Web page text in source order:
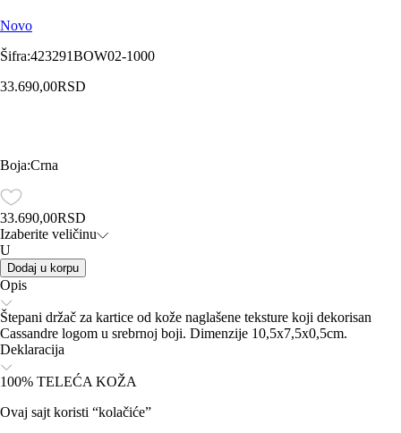
Novo
Šifra:423291BOW02-1000
33.690,00RSD
Boja:Crna
33.690,00RSD
Izaberite veličinu
U
Dodaj u korpu
Opis
Štepani držač za kartice od kože naglašene teksture koji dekorisan
Cassandre logom u srebrnoj boji. Dimenzije 10,5x7,5x0,5cm.
Deklaracija
100% TELEĆA KOŽA
Ovaj sajt koristi “kolačiće”